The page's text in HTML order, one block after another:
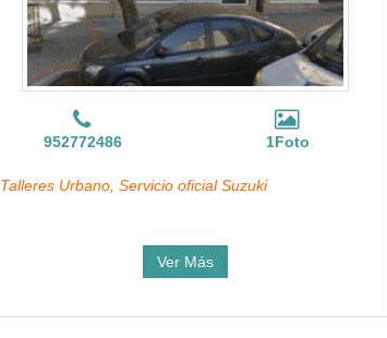
952772486 1Foto
Talleres Urbano, Servicio oficial Suzuki
Ver Más